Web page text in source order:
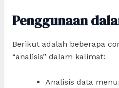
Penggunaan
Berikut adalah beberapa
“analisis” dalam kalimat:
Analisis data